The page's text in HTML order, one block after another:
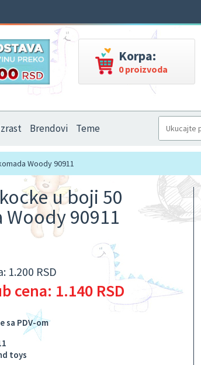
Korpa:
0 proizvoda
Brendovi Teme
Woody 90911
u boji 50
Woody 90911
1.200 RSD
cena: 1.140 RSD
sa PDV-om
toys